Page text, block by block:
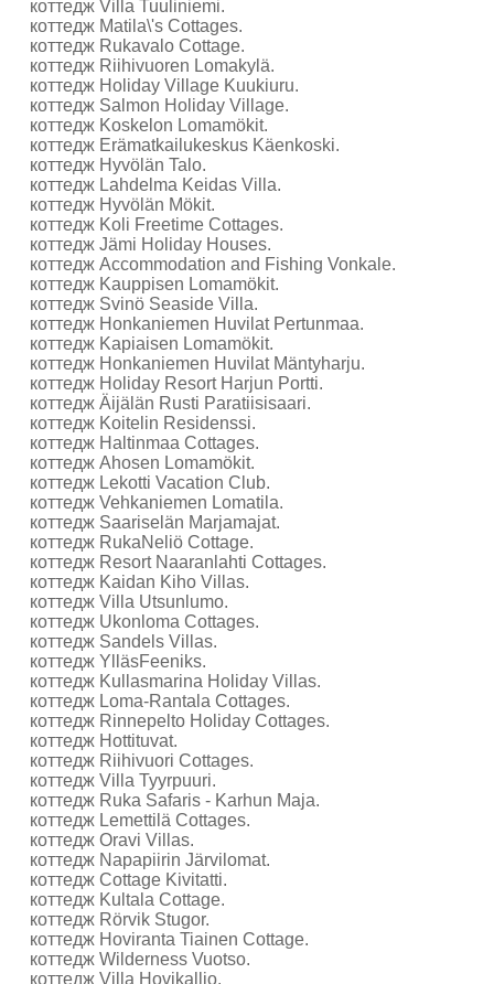
коттедж Villa Tuuliniemi.
коттедж Matila\'s Cottages.
коттедж Rukavalo Cottage.
коттедж Riihivuoren Lomakylä.
коттедж Holiday Village Kuukiuru.
коттедж Salmon Holiday Village.
коттедж Koskelon Lomamökit.
коттедж Erämatkailukeskus Käenkoski.
коттедж Hyvölän Talo.
коттедж Lahdelma Keidas Villa.
коттедж Hyvölän Mökit.
коттедж Koli Freetime Cottages.
коттедж Jämi Holiday Houses.
коттедж Accommodation and Fishing Vonkale.
коттедж Kauppisen Lomamökit.
коттедж Svinö Seaside Villa.
коттедж Honkaniemen Huvilat Pertunmaa.
коттедж Kapiaisen Lomamökit.
коттедж Honkaniemen Huvilat Mäntyharju.
коттедж Holiday Resort Harjun Portti.
коттедж Äijälän Rusti Paratiisisaari.
коттедж Koitelin Residenssi.
коттедж Haltinmaa Cottages.
коттедж Ahosen Lomamökit.
коттедж Lekotti Vacation Club.
коттедж Vehkaniemen Lomatila.
коттедж Saariselän Marjamajat.
коттедж RukaNeliö Cottage.
коттедж Resort Naaranlahti Cottages.
коттедж Kaidan Kiho Villas.
коттедж Villa Utsunlumo.
коттедж Ukonloma Cottages.
коттедж Sandels Villas.
коттедж YlläsFeeniks.
коттедж Kullasmarina Holiday Villas.
коттедж Loma-Rantala Cottages.
коттедж Rinnepelto Holiday Cottages.
коттедж Hottituvat.
коттедж Riihivuori Cottages.
коттедж Villa Tyyrpuuri.
коттедж Ruka Safaris - Karhun Maja.
коттедж Lemettilä Cottages.
коттедж Oravi Villas.
коттедж Napapiirin Järvilomat.
коттедж Cottage Kivitatti.
коттедж Kultala Cottage.
коттедж Rörvik Stugor.
коттедж Hoviranta Tiainen Cottage.
коттедж Wilderness Vuotso.
коттедж Villa Hovikallio.